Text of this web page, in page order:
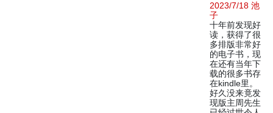
2023/7/18 池
子
十年前发现好
读，获得了很
多排版非常好
的电子书，现
在还有当年下
载的很多书存
在kindle里。
好久没来竟发
现版主周先生